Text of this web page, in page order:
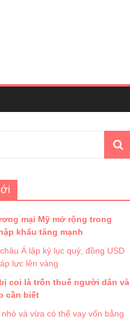
mại Mỹ mở rộng trong
khẩu tăng mạnh
Á lập kỷ lục quý, đồng USD
lực lên vàng
coi là trốn thuế người dân và
cần biết
và vừa có thể vay vốn bằng